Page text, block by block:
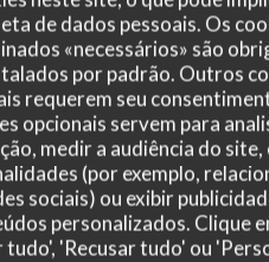
de dados pessoais. Os
«necessários» são
por padrão. Outros
requerem seu
opcionais servem para
medir a audiência do
(por exemplo,
sociais) ou exibir
personalizados. Clique
tudo', 'Recusar tudo' ou
: 5/5 quality_price: 5/5